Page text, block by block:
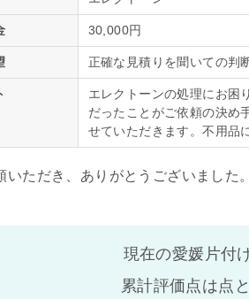
30,000円
正確な見積りを聞いての判
エレクトーンの処理にお困
だったことがご依頼の決め
せていただきます。不用品
いただき、ありがとうございました。
現在の愛媛片付
累計評価点は点